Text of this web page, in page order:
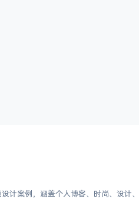
案例，涵盖个人博客、时尚、设计